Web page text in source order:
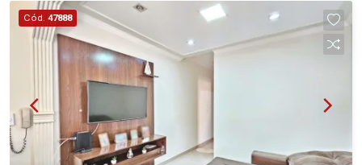
desde 2000! Avenida João Fiúsa, 1051 - Alto da
Boa Vista | Ribeirão Preto.
Cód. 47888